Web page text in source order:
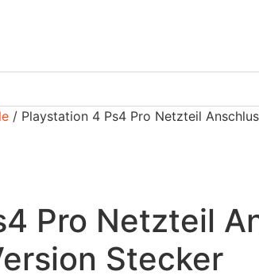
/ Playstation 4 Ps4 Pro Netzteil
Pro Netzteil
Stecker